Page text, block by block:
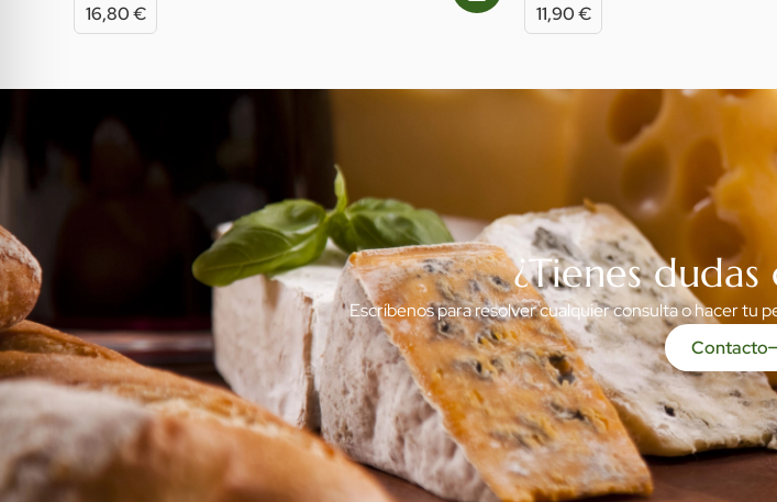
16,80€ 11,90€
¿Tienes
Escríbenos para resolver cualquier consulta o hacer tu
Contacto